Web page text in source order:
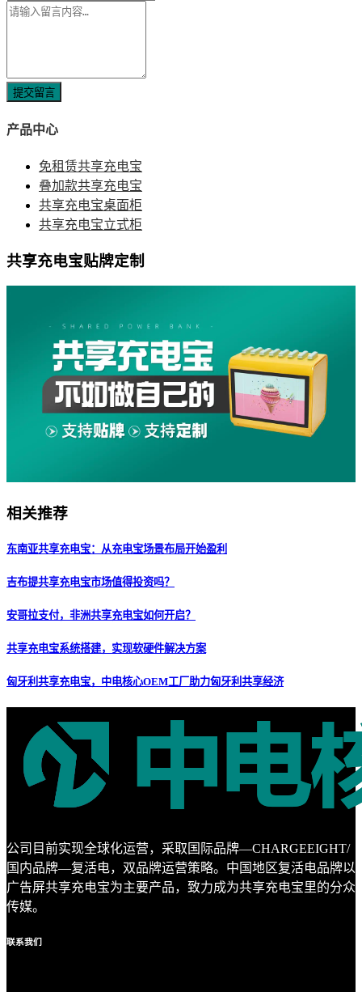
提交留言
产品中心
免租赁共享充电宝
叠加款共享充电宝
共享充电宝桌面柜
共享充电宝立式柜
共享充电宝贴牌定制
相关推荐
东南亚共享充电宝：从充电宝场景布局开始盈利
吉布提共享充电宝市场值得投资吗？
安哥拉支付，非洲共享充电宝如何开启？
共享充电宝系统搭建，实现软硬件解决方案
匈牙利共享充电宝，中电核心OEM工厂助力匈牙利共享经济
公司目前实现全球化运营，采取国际品牌—CHARGEEIGHT/
国内品牌—复活电，双品牌运营策略。中国地区复活电品牌以
广告屏共享充电宝为主要产品，致力成为共享充电宝里的分众
传媒。
联系我们